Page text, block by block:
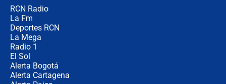
RCN Radio
La Fm
Deportes RCN
La Mega
Radio 1
El Sol
Alerta Bogotá
Alerta Cartagena